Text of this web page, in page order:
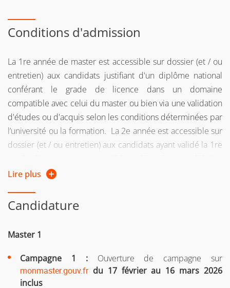
Conditions d'admission
La 1re année de master est accessible sur dossier (et / ou
entretien) aux candidats justifiant d'un diplôme national
conférant le grade de licence dans un domaine
compatible avec celui du master ou bien via une validation
d'études ou d'acquis selon les conditions déterminées par
l’université ou la formation. La 2e année est accessible sur
dossier (et / ou entretien) aux candidats ayant validé la 1re
d'études ou d'acquis selon les conditions déterminées par
Public formation continue : Vous relevez de la formation
d'études
ou si vous suiviez une formation sous le régime
Lire plus
Candidature
Master 1
Campagne 1 : Ouverture de campagne sur
monmaster.gouv.fr du 17 févrierau 16 mars 2026
inclus